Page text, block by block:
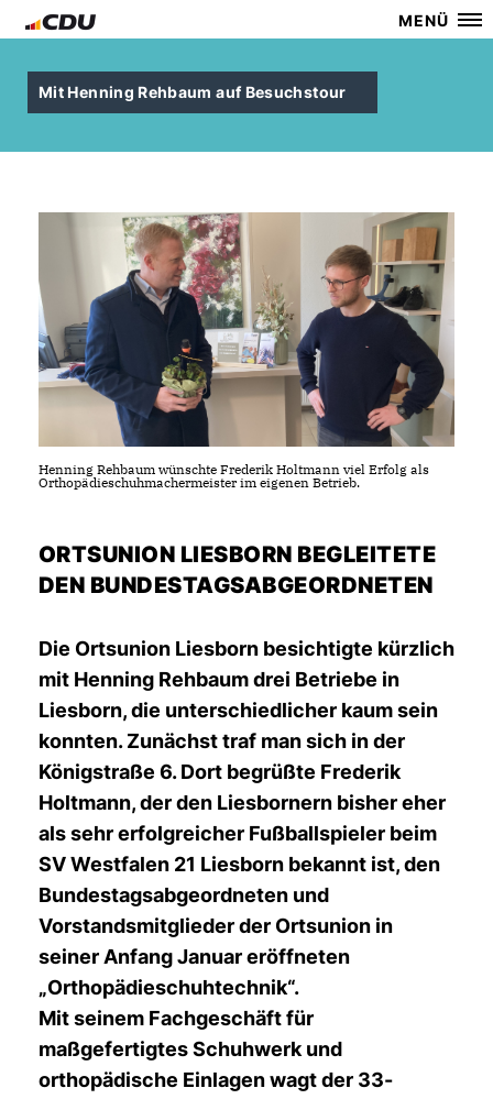
MENÜ
Mit Henning Rehbaum auf Besuchstour
Henning Rehbaum wünschte Frederik Holtmann viel Erfolg als
Orthopädieschuhmachermeister im eigenen Betrieb.
ORTSUNION LIESBORN BEGLEITETE
DEN BUNDESTAGSABGEORDNETEN
Die Ortsunion Liesborn besichtigte kürzlich
mit Henning Rehbaum drei Betriebe in
Liesborn, die unterschiedlicher kaum sein
konnten. Zunächst traf man sich in der
Königstraße 6. Dort begrüßte Frederik
Holtmann, der den Liesbornern bisher eher
als sehr erfolgreicher Fußballspieler beim
SV Westfalen 21 Liesborn bekannt ist, den
Bundestagsabgeordneten und
Vorstandsmitglieder der Ortsunion in
seiner Anfang Januar eröffneten
Orthopädieschuhtechnik“.
Mit seinem Fachgeschäft für
maßgefertigtes Schuhwerk und
orthopädische Einlagen wagt der 33-